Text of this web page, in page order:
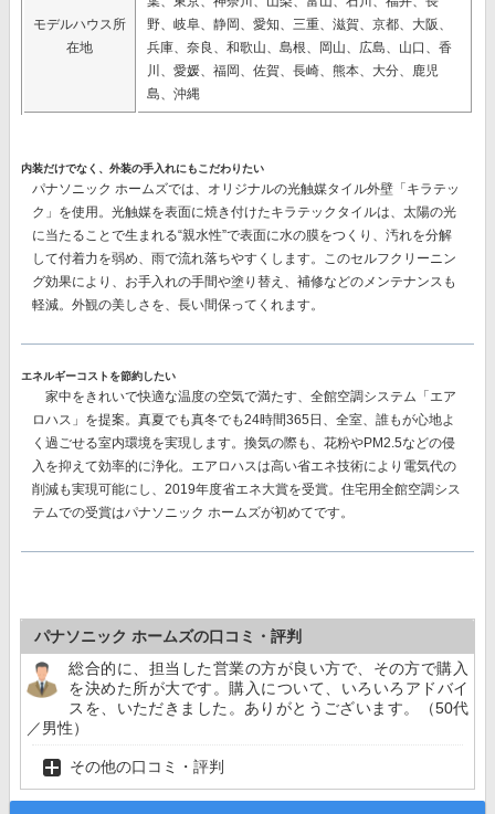
モデルハウス所
在地
野、岐阜、静岡、愛知、三重、滋賀、京都、大阪、
兵庫、奈良、和歌山、島根、岡山、広島、山口、香
川、愛媛、福岡、佐賀、長崎、熊本、大分、鹿児
島、沖縄
内装だけでなく、外装の手入れにもこだわりたい
パナソニック ホームズでは、オリジナルの光触媒タイル外壁「キラテッ
ク」 を使用。光触媒を表面に焼き付けたキラテックタイルは、太陽の光
に当たることで生まれる“親水性”で表面に水の膜をつくり、汚れを分解
して付着力を弱め、雨で流れ落ちやすくします。このセルフクリーニン
グ効果により、 お手入れの手間や塗り替え、補修などのメンテナンスも
軽減。 外観の美しさを、長い間保ってくれます。
エネルギーコストを節約したい
家中をきれいで快適な温度の空気で満たす、 全館空調システム「エア
ロハス」 を提案。真夏でも真冬でも24時間365日、全室、誰もが心地よ
く過ごせる室内環境を実現します。換気の際も、花粉やPM2.5などの侵
入を抑えて効率的に浄化。エアロハスは高い省エネ技術により電気代の
削減も実現可能にし、 2019年度省エネ大賞を受賞。 住宅用全館空調シス
テムでの受賞はパナソニック ホームズが初めてです。
パナソニック ホームズの口コミ・評判
総合的に、担当した営業の方が良い方で、その方で購入
を決めた所が大です。購入について、いろいろアドバイ
スを、いただきました。ありがとうございます。（50代
／男性）
その他の口コミ・評判